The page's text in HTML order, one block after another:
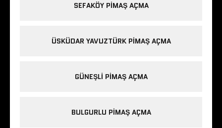
SEFAKÖY PIMAŞ AÇMA
ÜSKÜDAR YAVUZTÜRK PIMAŞ AÇMA
GÜNEŞLI PIMAŞ AÇMA
BULGURLU PIMAŞ AÇMA